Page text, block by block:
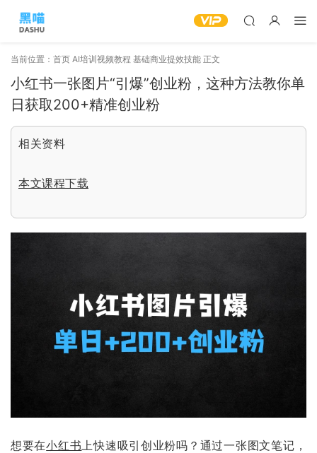
当前位置： 首页 AI培训视频教程 基础商业提效技能 正文
小红书一张图片“引爆”创业粉，这种方法教你单
日获取200+精准创业粉
相关资料
本文课程下载
想要在小红书 上快速吸引创业粉吗？通过一张图文笔记，